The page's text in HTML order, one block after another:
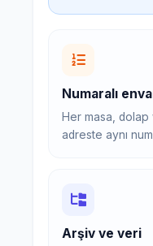
Numaralı
Her masa,
adreste aynı
Arşiv ve veri